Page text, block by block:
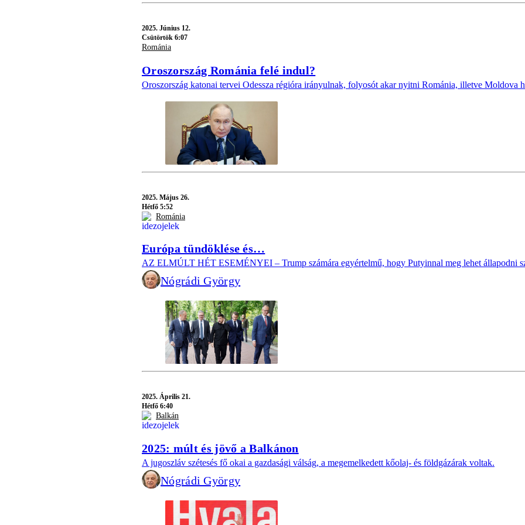
2025. Június 12.
Csütörtök 6:07
Románia
Oroszország Románia felé indul?
Oroszország katonai tervei Odessza régióra irányulnak, folyosót akar nyitni Románia, illetve Moldova
2025. Május 26.
Hétfő 5:52
Románia
Európa tündöklése és…
AZ ELMÚLT HÉT ESEMÉNYEI – Trump számára egyértelmű, hogy Putyinnal meg lehet állapodni
Nógrádi György
2025. Április 21.
Hétfő 6:40
Balkán
2025: múlt és jövő a Balkánon
A jugoszláv szétesés fő okai a gazdasági válság, a megemelkedett kőolaj- és földgázárak voltak.
Nógrádi György